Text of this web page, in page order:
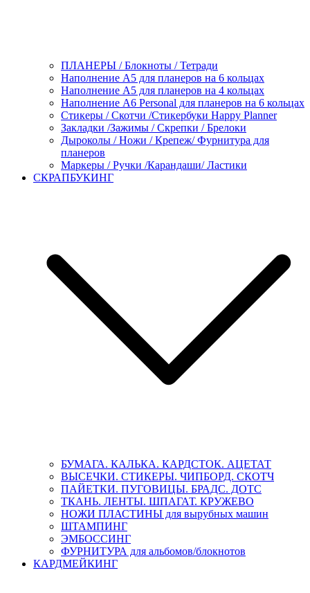
ПЛАНЕРЫ / Блокноты / Тетради
Наполнение А5 для планеров на 6 кольцах
Наполнение А5 для планеров на 4 кольцах
Наполнение А6 Personal для планеров на 6 кольцах
Стикеры / Скотчи /Стикербуки Happy Planner
Закладки /Зажимы / Скрепки / Брелоки
Дыроколы / Ножи / Крепеж/ Фурнитура для
планеров
Маркеры / Ручки /Карандаши/ Ластики
СКРАПБУКИНГ
БУМАГА. КАЛЬКА. КАРДСТОК. АЦЕТАТ
ВЫСЕЧКИ. СТИКЕРЫ. ЧИПБОРД. СКОТЧ
ПАЙЕТКИ. ПУГОВИЦЫ. БРАДС. ДОТС
ТКАНЬ. ЛЕНТЫ. ШПАГАТ. КРУЖЕВО
НОЖИ ПЛАСТИНЫ для вырубных машин
ШТАМПИНГ
ЭМБОССИНГ
ФУРНИТУРА для альбомов/блокнотов
КАРДМЕЙКИНГ